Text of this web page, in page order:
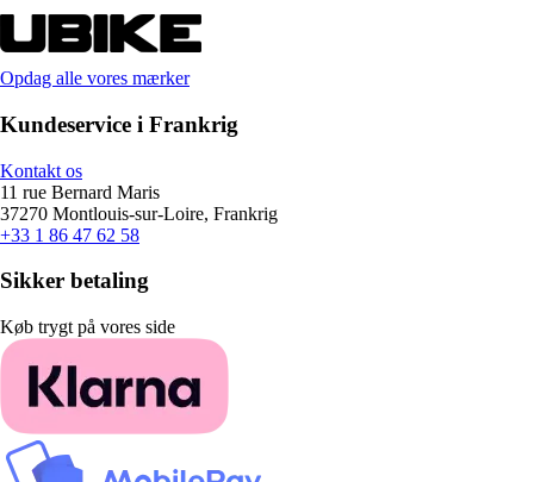
Opdag alle vores mærker
Kundeservice i Frankrig
Kontakt os
11 rue Bernard Maris
37270 Montlouis-sur-Loire, Frankrig
+33 1 86 47 62 58
Sikker betaling
Køb trygt på vores side